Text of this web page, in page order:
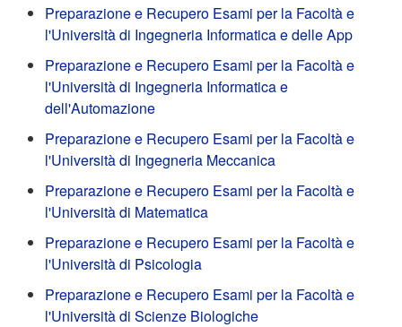
Preparazione e Recupero Esami per la Facoltà e
l'Università di Ingegneria Informatica e delle App
Preparazione e Recupero Esami per la Facoltà e
l'Università di Ingegneria Informatica e
dell'Automazione
Preparazione e Recupero Esami per la Facoltà e
l'Università di Ingegneria Meccanica
Preparazione e Recupero Esami per la Facoltà e
l'Università di Matematica
Preparazione e Recupero Esami per la Facoltà e
l'Università di Psicologia
Preparazione e Recupero Esami per la Facoltà e
l'Università di Scienze Biologiche